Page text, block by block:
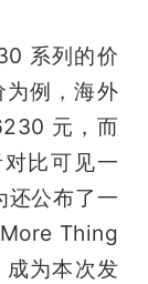
系列的价
例，海外
元，而
比可见一
还公布了一
Thing
为本次发